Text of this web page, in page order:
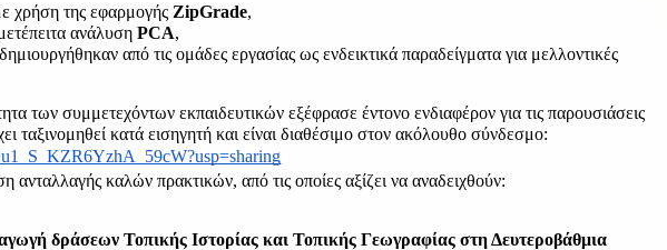
χρήση της εφαρμογής ZipGrade,
ανάλυση PCA,
από τις ομάδες εργασίας ως ενδεικτικά παραδείγματα για μελλοντικές
των συμμετεχόντων εκπαιδευτικών εξέφρασε έντονο ενδιαφέρον για τις παρουσιάσεις
ταξινομηθεί κατά εισηγητή και είναι διαθέσιμο στον ακόλουθο σύνδεσμο:
καλών πρακτικών, από τις οποίες αξίζει να αναδειχθούν:
δράσεων Τοπικής Ιστορίας και Τοπικής Γεωγραφίας στη Δευτεροβάθμια